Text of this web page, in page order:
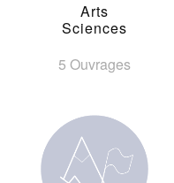
Arts
Sciences
5 Ouvrages